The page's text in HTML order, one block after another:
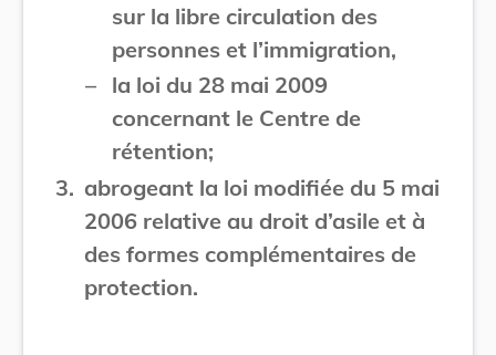
sur la libre circulation des
personnes et l’immigration,
– la loi du 28 mai 2009
concernant le Centre de
rétention;
3. abrogeant la loi modifiée du 5 mai
2006 relative au droit d’asile et à
des formes complémentaires de
protection.